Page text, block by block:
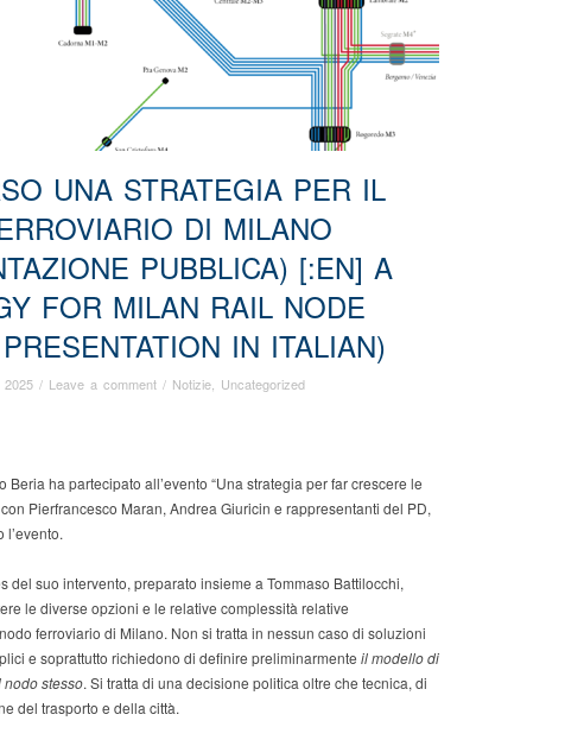
UNA STRATEGIA PER IL
DI MILANO
PUBBLICA) [:EN] A
FOR MILAN RAIL NODE
IN ITALIAN)
2025 / Leave a comment / Notizie, Uncategorized
Beria ha partecipato all’evento “Una strategia per far crescere le
Pierfrancesco Maran, Andrea Giuricin e rappresentanti del PD,
l’evento.
del suo intervento, preparato insieme a Tommaso Battilocchi,
le diverse opzioni e le relative complessità relative
ferroviario di Milano. Non si tratta in nessun caso di soluzioni
e soprattutto richiedono di definire preliminarmente il modello di
stesso. Si tratta di una decisione politica oltre che tecnica, di
del trasporto e della città.